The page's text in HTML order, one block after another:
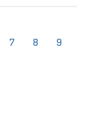
7 8
9